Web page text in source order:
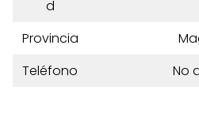
d
Provincia
Teléfono
No